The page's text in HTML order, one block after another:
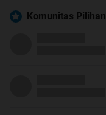
Komunitas Pilihan